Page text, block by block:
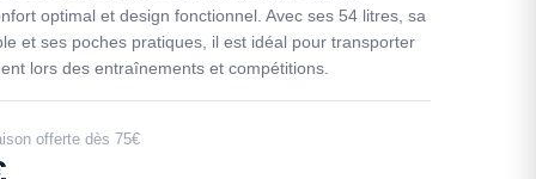
optimal et design fonctionnel. Avec ses 54 litres, sa
et ses poches pratiques, il est idéal pour transporter
lors des entraînements et compétitions.
offerte dès 75€